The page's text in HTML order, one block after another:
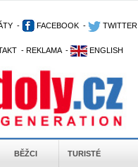
- FACEBOOK - TWITTER
- REKLAMA - ENGLISH
BĚŽCI TURISTÉ